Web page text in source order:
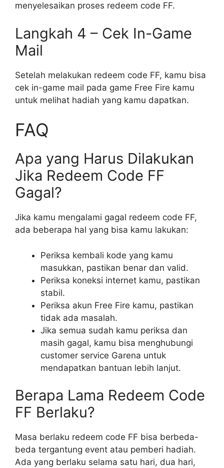
menyelesaikan proses redeem code FF.
Langkah 4 – Cek In-Game
Mail
Setelah melakukan redeem code FF, kamu bisa
cek in-game mail pada game Free Fire kamu
untuk melihat hadiah yang kamu dapatkan.
FAQ
Apa yang Harus Dilakukan
Jika Redeem Code FF
Gagal?
Jika kamu mengalami gagal redeem code FF,
ada beberapa hal yang bisa kamu lakukan:
Periksa kembali kode yang kamu
masukkan, pastikan benar dan valid.
Periksa koneksi internet kamu, pastikan
stabil.
Periksa akun Free Fire kamu, pastikan
tidak ada masalah.
Jika semua sudah kamu periksa dan
masih gagal, kamu bisa menghubungi
customer service Garena untuk
mendapatkan bantuan lebih lanjut.
Berapa Lama Redeem Code
FF Berlaku?
Masa berlaku redeem code FF bisa berbeda-
beda tergantung event atau pemberi hadiah.
Ada yang berlaku selama satu hari, dua hari,